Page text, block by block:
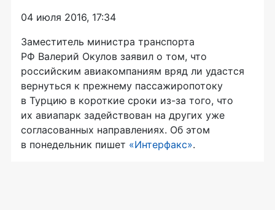
04 июля 2016, 17:34
Заместитель министра транспорта
РФ Валерий Окулов заявил о том, что
российским авиакомпаниям вряд ли удастся
вернуться к прежнему пассажиропотоку
в Турцию в короткие сроки из-за того, что
их авиапарк задействован на других уже
согласованных направлениях. Об этом
в понедельник пишет «Интерфакс».